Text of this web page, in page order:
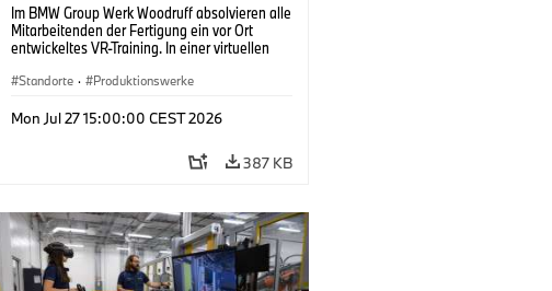
Im BMW Group Werk Woodruff absolvieren alle
Mitarbeitenden der Fertigung ein vor Ort
entwickeltes VR-Training. In einer virtuellen
Produktion realitätsnah üben. (07/2026)
Standorte · Produktionswerke
Mon Jul 27 15:00:00 CEST 2026
387 KB